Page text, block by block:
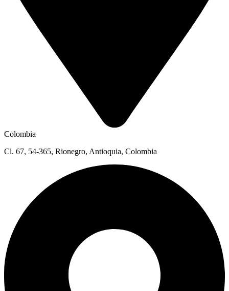
Colombia
Cl. 67, 54-365, Rionegro, Antioquia, Colombia